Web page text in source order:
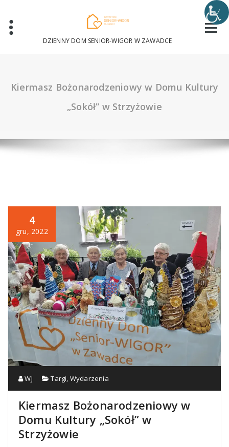
content
DZIENNY DOM SENIOR-WIGOR W ZAWADCE
Kiermasz Bożonarodzeniowy w Domu Kultury
„Sokół” w Strzyżowie
4
gru, 2022
WJ Targi Wydarzenia
Kiermasz Bożonarodzeniowy w
Domu Kultury „Sokół” w
Strzyżowie